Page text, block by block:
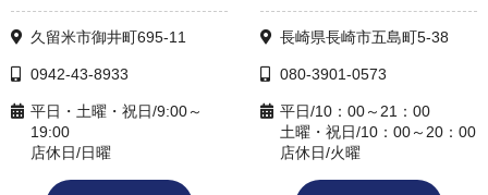
久留米市御井町695-11
0942-43-8933
平日・土曜・祝日/9:00～
19:00
店休日/日曜
長崎県長崎市五島町5-38
080-3901-0573
平日/10：00～21：00
土曜・祝日/10：00～20：00
店休日/火曜